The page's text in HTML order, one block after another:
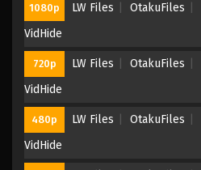
1080p LW Files OtakuFiles
VidHide
720p LW Files OtakuFiles
VidHide
480p LW Files OtakuFiles
VidHide